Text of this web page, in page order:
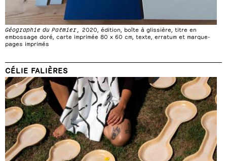
Géographie du Palmier, 2020, édition, boîte à glissière, titre en
embossage doré, carte imprimée 80 x 60 cm, texte, erratum et marque-
pages imprimés
CÉLIE FALIÈRES